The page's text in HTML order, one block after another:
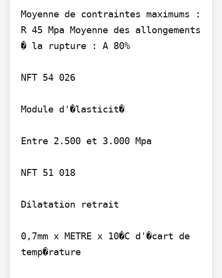
Moyenne de contraintes maximums :
R 45 Mpa Moyenne des allongements
� la rupture : A 80%
NFT 54 026
Module d'�lasticit�
Entre 2.500 et 3.000 Mpa
NFT 51 018
Dilatation retrait
0,7mm x METRE x 10�C d'�cart de
temp�rature